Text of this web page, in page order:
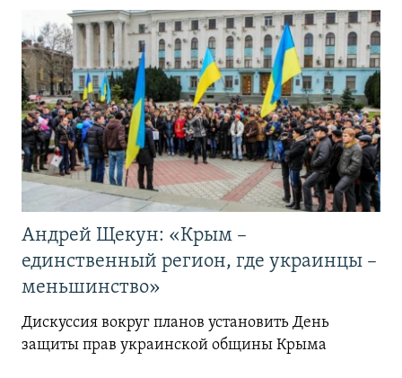
Андрей Щекун: «Крым –
единственный регион, где украинцы –
меньшинство»
Дискуссия вокруг планов установить День
защиты прав украинской общины Крыма